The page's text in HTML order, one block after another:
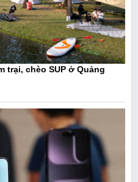
trại, chèo SUP ở Quảng